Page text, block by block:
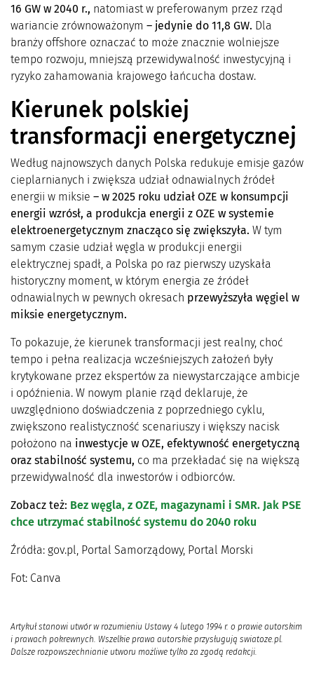
16 GW w 2040 r., natomiast w preferowanym przez rząd
wariancie zrównoważonym – jedynie do 11,8 GW. Dla
branży offshore oznaczać to może znacznie wolniejsze
tempo rozwoju, mniejszą przewidywalność inwestycyjną i
ryzyko zahamowania krajowego łańcucha dostaw.
Kierunek polskiej
transformacji energetycznej
Według najnowszych danych Polska redukuje emisje gazów
cieplarnianych i zwiększa udział odnawialnych źródeł
energii w miksie – w 2025 roku udział OZE w konsumpcji
energii wzrósł, a produkcja energii z OZE w systemie
elektroenergetycznym znacząco się zwiększyła. W tym
samym czasie udział węgla w produkcji energii
elektrycznej spadł, a Polska po raz pierwszy uzyskała
historyczny moment, w którym energia ze źródeł
odnawialnych w pewnych okresach przewyższyła węgiel w
miksie energetycznym.
To pokazuje, że kierunek transformacji jest realny, choć
tempo i pełna realizacja wcześniejszych założeń były
krytykowane przez ekspertów za niewystarczające ambicje
i opóźnienia. W nowym planie rząd deklaruje, że
uwzględniono doświadczenia z poprzedniego cyklu,
zwiększono realistyczność scenariuszy i większy nacisk
położono na inwestycje w OZE, efektywność energetyczną
oraz stabilność systemu, co ma przekładać się na większą
przewidywalność dla inwestorów i odbiorców.
Zobacz też: Bez węgla, z OZE, magazynami i SMR. Jak PSE
chce utrzymać stabilność systemu do 2040 roku
Źródła: gov.pl, Portal Samorządowy, Portal Morski
Fot: Canva
Artykuł stanowi utwór w rozumieniu Ustawy 4 lutego 1994 r. o prawie autorskim
i prawach pokrewnych. Wszelkie prawa autorskie przysługują swiatoze.pl.
Dalsze rozpowszechnianie utworu możliwe tylko za zgodą redakcji.